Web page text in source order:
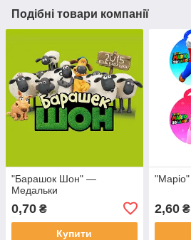
Подібні товари компанії
"Барашок Шон" —
Медальки
0,70 ₴
Купити
2,60₴